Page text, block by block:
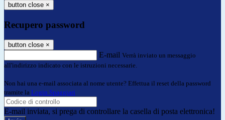
button close ×
Recupero password
button close ×
E-mail Verrà inviato un messaggio
all'indirizzo indicato con le istruzioni necessarie.
Non hai una e-mail associata al nome utente? Effettua il reset della password
tramite la Login Spaggiari
E-mail inviata, si prega di controllare la casella di posta elettronica!